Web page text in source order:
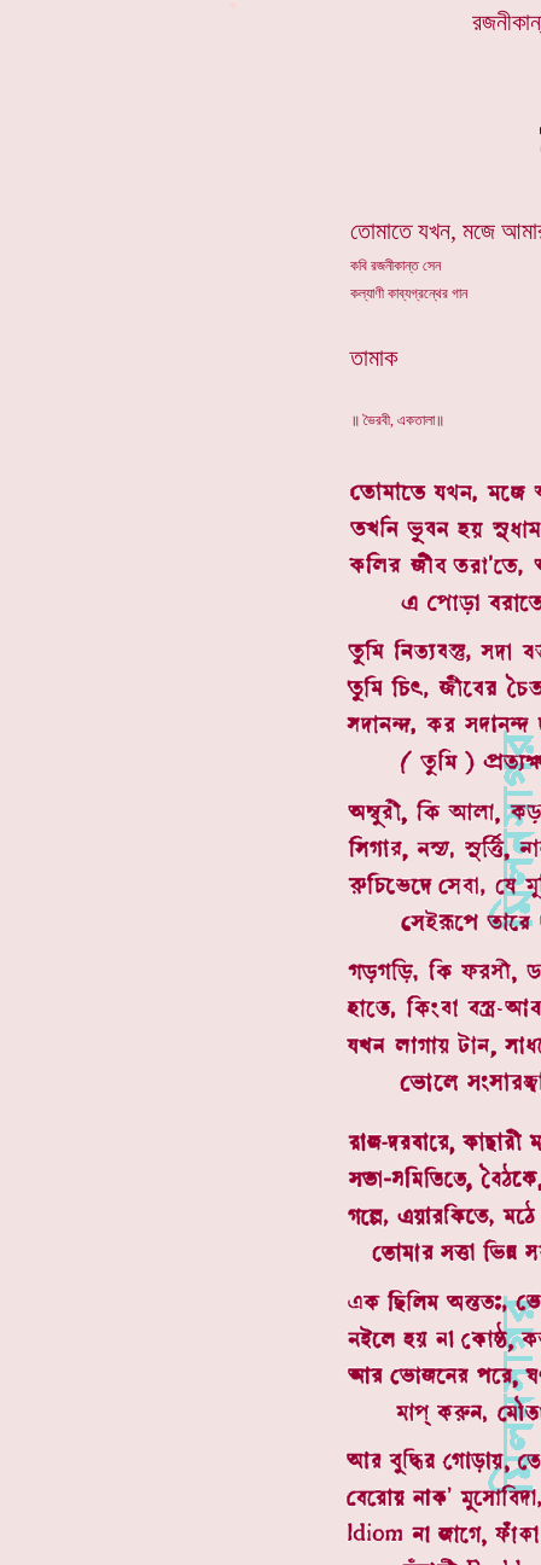
তোমাতে যখন, মজে
কবি রজনীকান্ত সেন
কল্যাণী কাব্যগ্রন্থের গান
তামাক
॥ ভৈরবী, একতালা॥